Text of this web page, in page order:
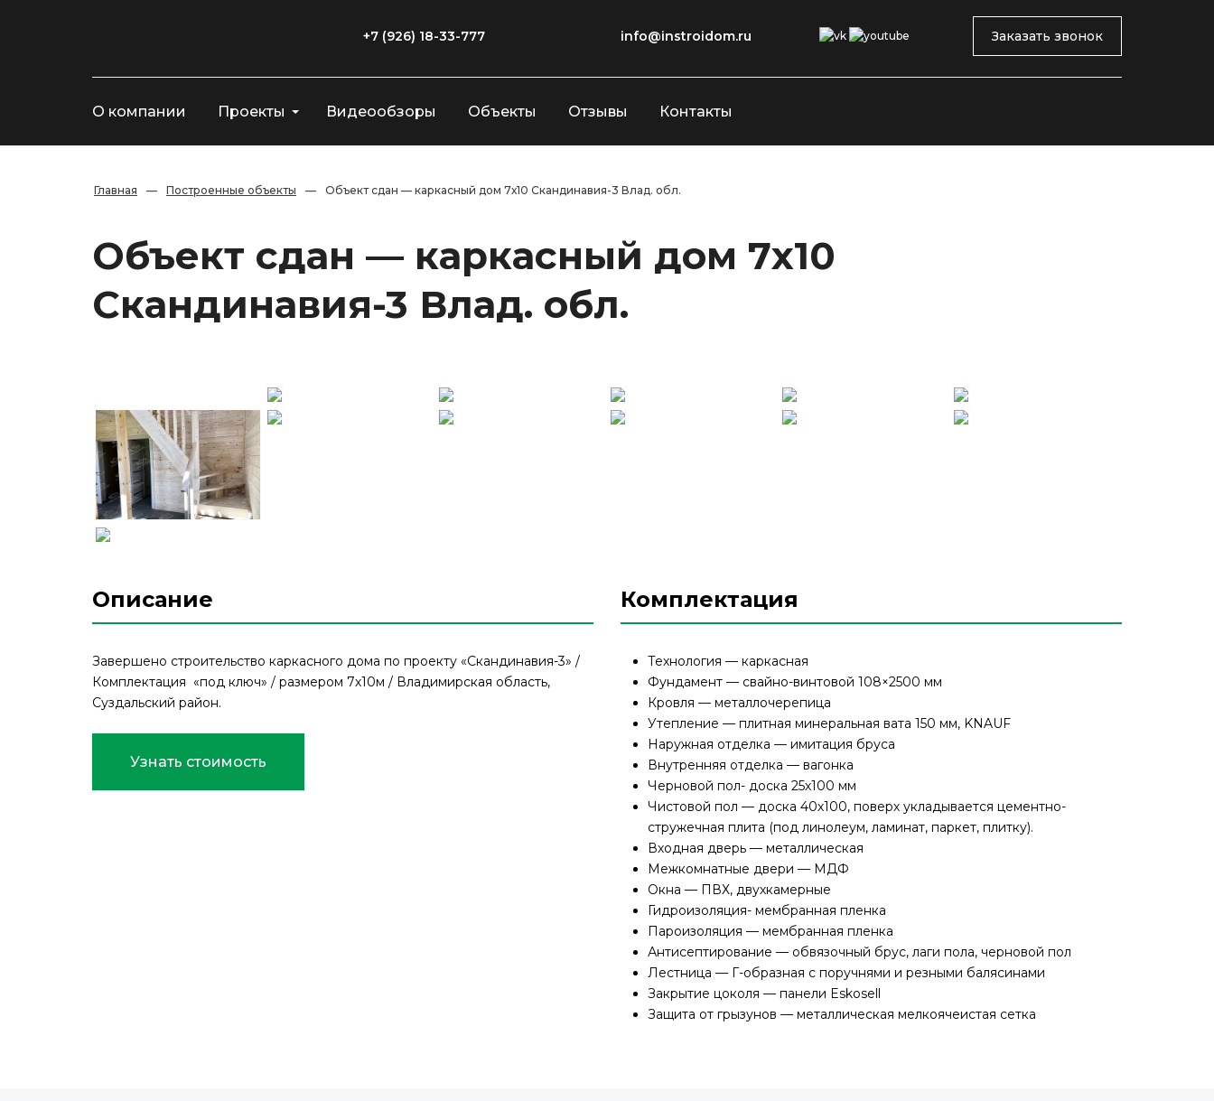
+7 (926) 18-33-777 info@instroidom.ru Заказать звонок
О компании Проекты Видеообзоры Объекты Отзывы Контакты
Главная — Построенные объекты — Объект сдан — каркасный дом 7х10 Скандинавия-3 Влад. обл.
Объект сдан — каркасный дом 7х10
Скандинавия-3 Влад. обл.
Описание
Завершено строительство каркасного дома по проекту «Скандинавия-3» /
Комплектация «под ключ» / размером 7х10м / Владимирская область,
Суздальский район.
Узнать стоимость
Комплектация
Технология — каркасная
Фундамент — свайно-винтовой 108×2500 мм
Кровля — металлочерепица
Утепление — плитная минеральная вата 150 мм, KNAUF
Наружная отделка — имитация бруса
Внутренняя отделка — вагонка
Черновой пол- доска 25х100 мм
Чистовой пол — доска 40х100, поверх укладывается цементно-
стружечная плита (под линолеум, ламинат, паркет, плитку).
Входная дверь — металлическая
Межкомнатные двери — МДФ
Окна — ПВХ, двухкамерные
Гидроизоляция- мембранная пленка
Пароизоляция — мембранная пленка
Антисептирование — обвязочный брус, лаги пола, черновой пол
Лестница — Г-образная с поручнями и резными балясинами
Закрытие цоколя — панели Eskosell
Защита от грызунов — металлическая мелкоячеистая сетка